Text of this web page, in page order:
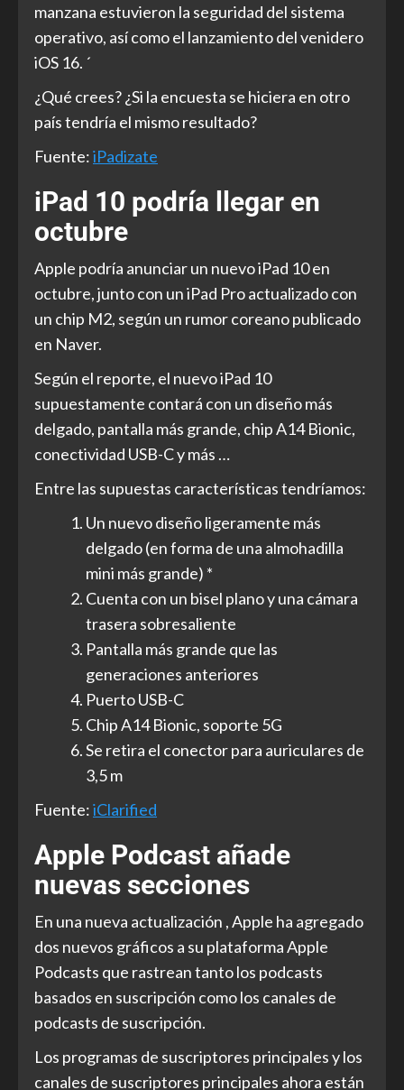
manzana estuvieron la seguridad del sistema
operativo, así como el lanzamiento del venidero
iOS 16. ´
¿Qué crees? ¿Si la encuesta se hiciera en otro
país tendría el mismo resultado?
Fuente:iPadizate
iPad 10 podría llegar en
octubre
Apple podría anunciar un nuevo iPad 10 en
octubre, junto con un iPad Pro actualizado con
un chip M2, según un rumor coreano publicado
en Naver.
Según el reporte, el nuevo iPad 10
supuestamente contará con un diseño más
delgado, pantalla más grande, chip A14 Bionic,
conectividad USB-C y más …
Entre las supuestas características tendríamos:
Un nuevo diseño ligeramente más
delgado (en forma de una almohadilla
mini más grande) *
Cuenta con un bisel plano y una cámara
trasera sobresaliente
Pantalla más grande que las
generaciones anteriores
Puerto USB-C
Chip A14 Bionic, soporte 5G
Se retira el conector para auriculares de
3,5 m
Fuente:iClarified
Apple Podcast añade
nuevas secciones
En una nueva actualización , Apple ha agregado
dos nuevos gráficos a su plataforma Apple
Podcasts que rastrean tanto los podcasts
basados en suscripción como los canales de
podcasts de suscripción.
Los programas de suscriptores principales y los
canales de suscriptores principales ahora están